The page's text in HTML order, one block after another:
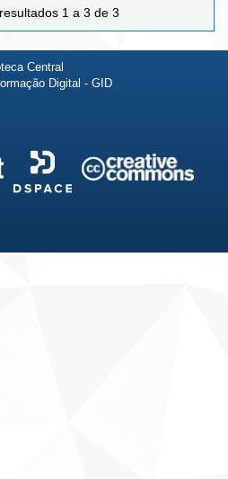
1 a 3 de 3
Central
Digital - GID